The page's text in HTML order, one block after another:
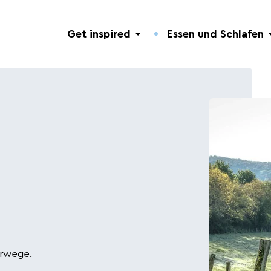
Get inspired
Geführte Touren
Essen und Schlafen
Campingplätze.
Veranstaltungen.